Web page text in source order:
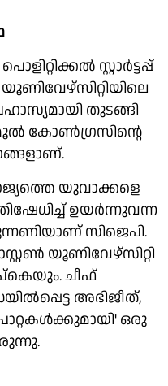
സ്റ്റാർട്ടപ്പ്
തുടങ്ങി
കോൺഗ്രസിന്റെ
യുവാക്കളെ
ഉയർന്നുവന്ന
സിജെപി.
യൂണിവേഴ്സിറ്റി
ചീഫ്
അഭിജീത്,
ഒരു